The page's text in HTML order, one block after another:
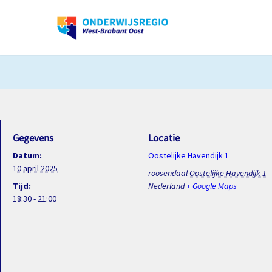
Gegevens
Datum:
10 april 2025
Tijd:
18:30 - 21:00
Locatie
Oostelijke Havendijk 1
roosendaalOostelijke Havendijk 1
Nederland+ Google Maps